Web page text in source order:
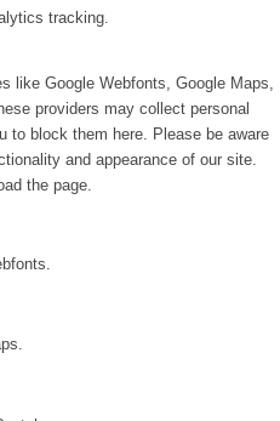
tracking.
like Google Webfonts, Google Maps,
providers may collect personal
to block them here. Please be aware
and appearance of our site.
the page.